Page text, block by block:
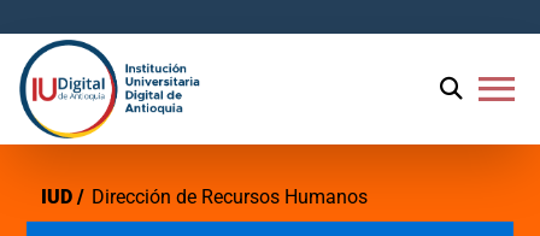
menu
IUD Dirección de Recursos Humanos